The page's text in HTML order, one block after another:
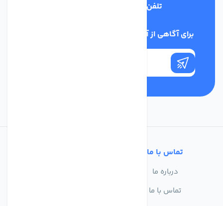
تلفن پشتیبانی
برای آگاهی از آخرین اخبار در خبرنامه ما عضو شوید
تماس با ما
درباره ما
تماس با ما